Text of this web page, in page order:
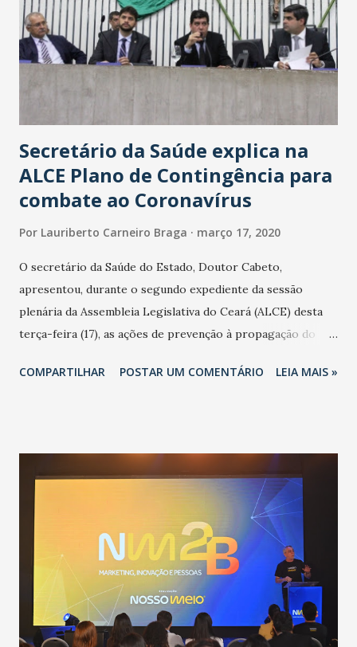
Secretário da Saúde explica na
ALCE Plano de Contingência para
combate ao Coronavírus
Por Lauriberto Carneiro Braga março 17, 2020
O secretário da Saúde do Estado, Doutor Cabeto,
apresentou, durante o segundo expediente da sessão
plenária da Assembleia Legislativa do Ceará (ALCE) desta
terça-feira (17), as ações de prevenção à propagação do
adotadas pelo Governo do Estado na contenção da
população suspeita e de cuidados com os ambientes
públicos e domiciliares. “Nós não estamos vivendo uma
epidemia comum, como temos em todos os anos, com
aumento de casos de dengue, influenza ou H1N1. Trata-se
de uma epidemia com um vírus diferente, com um poder de
contaminação maior que outros coronavírus”, apontou o
secretário. Segundo ele, é uma epidemia com chance de
contaminação alta, podendo gerar um grande risco à
COMPARTILHAR POSTAR UM COMENTÁRIO LEIA MAIS »